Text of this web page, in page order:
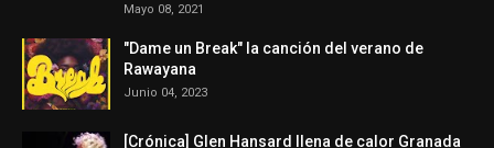
Mayo 08, 2021
"Dame un Break" la canción del verano de
Rawayana
Junio 04, 2023
[Crónica] Glen Hansard llena de calor Granada